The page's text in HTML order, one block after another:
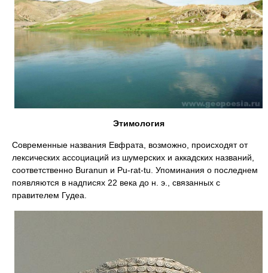
Этимология
Современные названия Евфрата, возможно, происходят от
лексических ассоциаций из шумерских и аккадских названий,
соответственно Buranun и Pu-rat-tu. Упоминания о последнем
появляются в надписях 22 века до н. э., связанных с
правителем Гудеа.